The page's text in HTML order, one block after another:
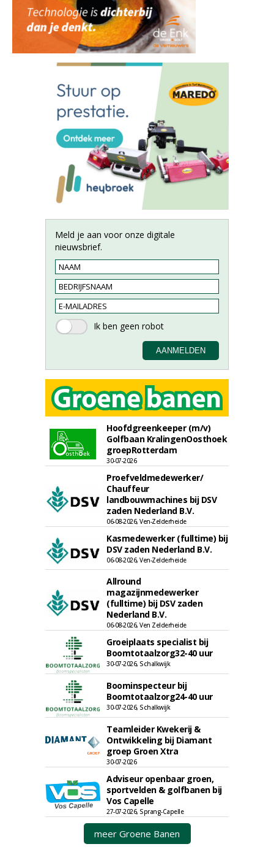
Meld je aan voor onze digitale
nieuwsbrief.
Hoofdgreenkeeper (m/v)
Golfbaan KralingenOosthoek
groepRotterdam
30-07-2026
Proefveldmedewerker/
Chauffeur
landbouwmachines bij DSV
zaden Nederland B.V.
06-08-2026, Ven-Zelderheide
Kasmedewerker (fulltime) bij
DSV zaden Nederland B.V.
06-08-2026, Ven-Zelderheide
Allround
magazijnmedewerker
(fulltime) bij DSV zaden
Nederland B.V.
06-08-2026, Ven Zelderheide
Groeiplaats specialist bij
Boomtotaalzorg32-40 uur
30-07-2026, Schalkwijk
Boominspecteur bij
Boomtotaalzorg24-40 uur
30-07-2026, Schalkwijk
Teamleider Kwekerij &
Ontwikkeling bij Diamant
groep Groen Xtra
30-07-2026
Adviseur openbaar groen,
sportvelden & golfbanen bij
Vos Capelle
27-07-2026, Sprang-Capelle
meer Groene Banen